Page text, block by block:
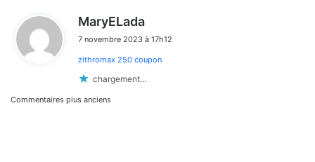
MaryELada
t
7 novembre 2023 à 17h12
zithromax 250 coupon
chargement…
Navigation
Commentaires plus anciens